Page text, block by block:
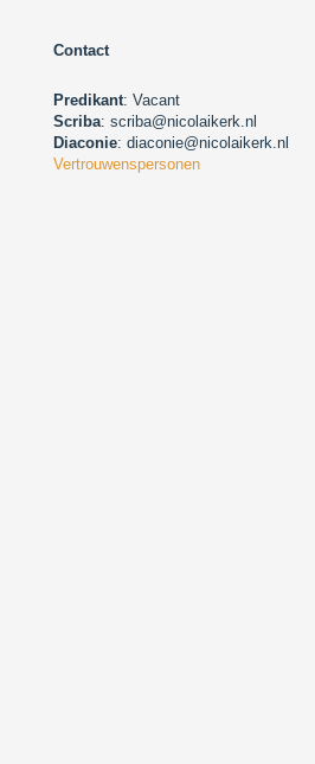
Contact
Predikant: Vacant
Scriba: scriba@nicolaikerk.nl
Diaconie: diaconie@nicolaikerk.nl
Vertrouwenspersonen